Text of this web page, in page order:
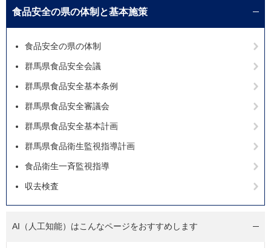
食品安全の県の体制と基本施策
食品安全の県の体制
群馬県食品安全会議
群馬県食品安全基本条例
群馬県食品安全審議会
群馬県食品安全基本計画
群馬県食品衛生監視指導計画
食品衛生一斉監視指導
収去検査
AI（人工知能）はこんなページをおすすめします